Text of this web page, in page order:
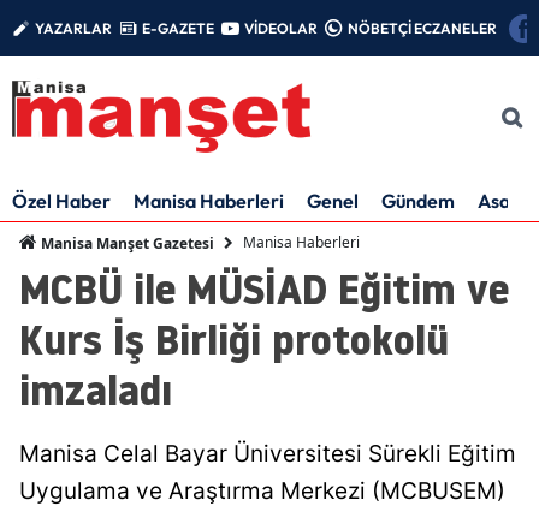
YAZARLAR E-GAZETE VİDEOLAR NÖBETÇİ ECZANELER
Özel Haber Manisa Haberleri Genel Gündem Asayiş
Manisa Manşet Gazetesi Manisa Haberleri
MCBÜ ile MÜSİAD Eğitim ve
Kurs İş Birliği protokolü
imzaladı
Manisa Celal Bayar Üniversitesi Sürekli Eğitim
Uygulama ve Araştırma Merkezi (MCBUSEM)